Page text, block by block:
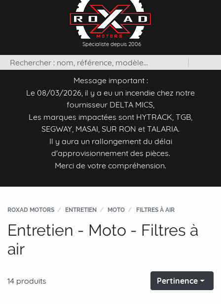
Spécialiste depuis 2006
Message important :
Le 08/03/2026, il y a eu un incendie chez notre
fournisseur DELTA MICS,
Les marques impactées sont HYTRACK, TGB,
SEGWAY, MASAI, SUR RON et TALARIA.
Il y aura un rallongement du délai
d'approvisionnement des pièces.
Merci de votre compréhension.
ROXAD MOTORS ENTRETIEN MOTO FILTRES À AIR
Entretien - Moto - Filtres à
air
14 produits Pertinence